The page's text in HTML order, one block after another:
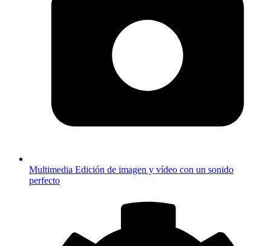
Multimedia Edición de imagen y vídeo con un sonido
perfecto